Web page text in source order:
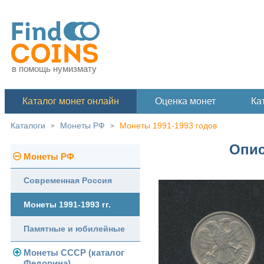
в помощь нумизмату
Каталог монет онлайн Оценка монет
Каталоги > Монеты РФ > Монеты 1991-1993 годов
Монеты РФ
Современная Россия
Монеты 1991-1993 гг.
Памятные и юбилейные
Монеты СССР (каталог